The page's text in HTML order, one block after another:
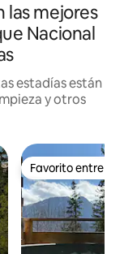
las mejores
Nacional
estadías están
y otros
Favorito entre
Favorito entre